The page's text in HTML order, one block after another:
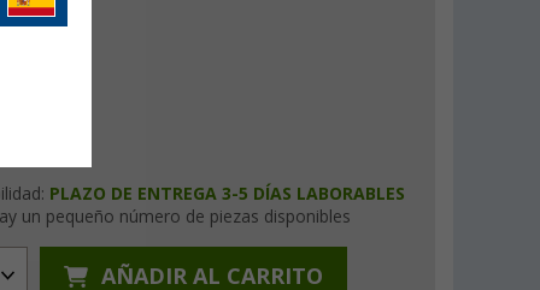
PLAZO DE ENTREGA 3-5 DÍAS LABORABLES
un pequeño número de piezas disponibles
AÑADIR AL CARRITO